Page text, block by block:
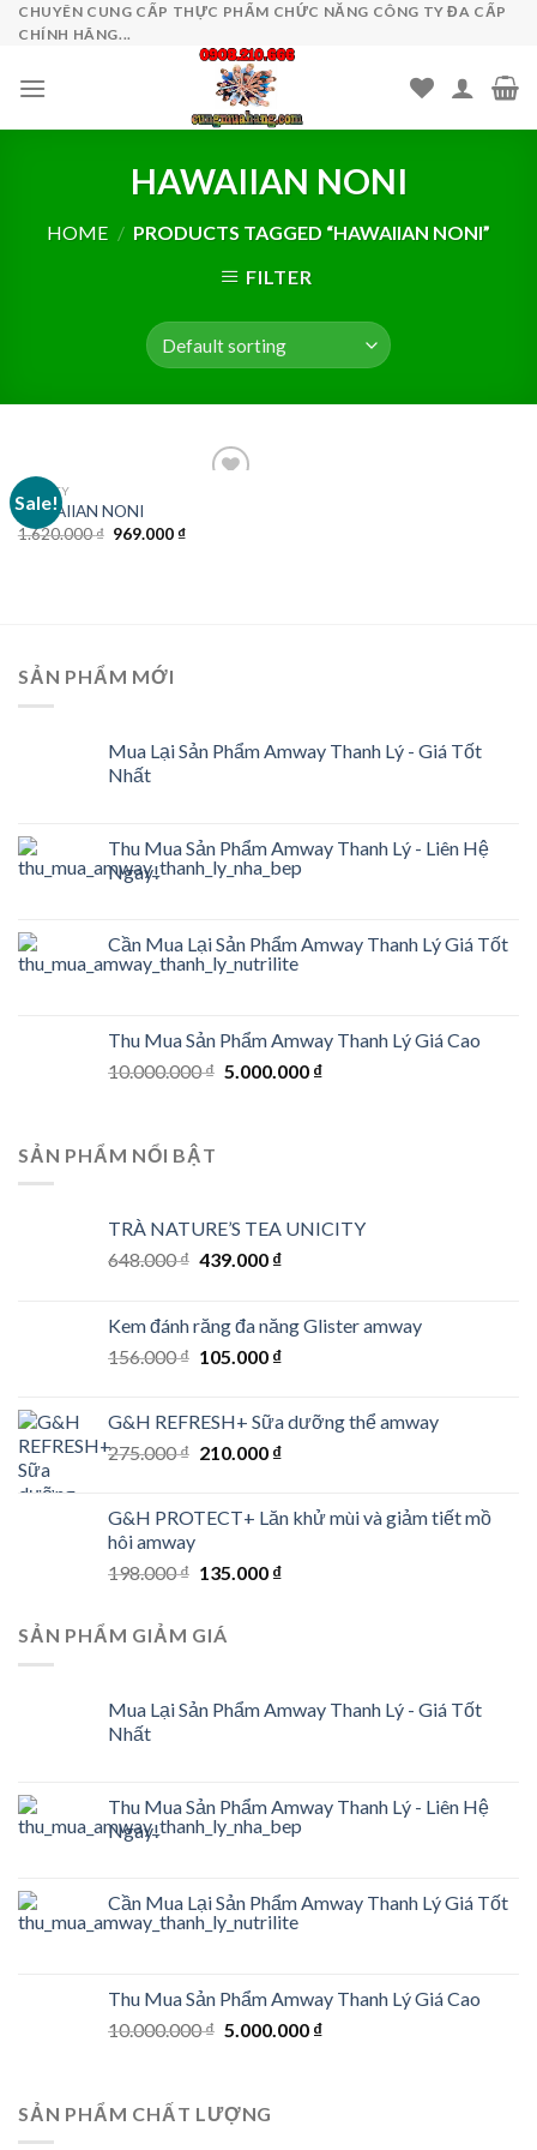
SkipCHUYÊN CUNG CẤP THỰC PHẨM CHỨC NĂNG CÔNG TY ĐA CẤP
CHÍNH HÃNG...
HAWAIIAN NONI
HOME / PRODUCTS TAGGED “HAWAIIAN NONI”
FILTER
Sale!
UNICITY
HAWAIIAN NONI
1.620.000₫ Original
969.000₫Current
SẢN PHẨM MỚI
Mua Lại Sản Phẩm Amway Thanh Lý - Giá Tốt
Nhất
Thu Mua Sản Phẩm Amway Thanh Lý - Liên Hệ
Ngay!
Cần Mua Lại Sản Phẩm Amway Thanh Lý Giá Tốt
Thu Mua Sản Phẩm Amway Thanh Lý Giá Cao
10.000.000₫ Original
5.000.000 ₫Current
SẢN PHẨM NỔI BẬT
TRÀ NATURE’S TEA UNICITY
648.000₫ Original
648.000 ₫.
439.000 ₫Current
439.000 ₫.
Kem đánh răng đa năng Glister amway
156.000₫ Original
156.000 ₫.
105.000 ₫Current
105.000 ₫.
G&H REFRESH+ Sữa dưỡng thể amway
275.000₫ Original
275.000 ₫.
210.000 ₫Current
210.000 ₫.
G&H PROTECT+ Lăn khử mùi và giảm tiết mồ
hôi amway
198.000₫ Original
was:
198.000 ₫.
135.000 ₫Current
SẢN PHẨM GIẢM GIÁ
Mua Lại Sản Phẩm Amway Thanh Lý - Giá Tốt
Nhất
Thu Mua Sản Phẩm Amway Thanh Lý - Liên Hệ
Ngay!
Cần Mua Lại Sản Phẩm Amway Thanh Lý Giá Tốt
Thu Mua Sản Phẩm Amway Thanh Lý Giá Cao
10.000.000₫ Original
10.000.000 ₫.
5.000.000 ₫Current
SẢN PHẨM CHẤT LƯỢNG